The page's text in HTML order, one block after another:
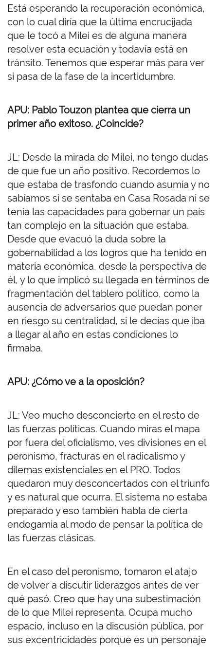
Está esperando la recuperación económica,
con lo cual diría que la última encrucijada
que le tocó a Milei es de alguna manera
resolver esta ecuación y todavía está en
tránsito. Tenemos que esperar más para ver
si pasa de la fase de la incertidumbre.
APU: Pablo Touzon plantea que cierra un
primer año exitoso. ¿Coincide?
JL: Desde la mirada de Milei, no tengo dudas
de que fue un año positivo. Recordemos lo
que estaba de trasfondo cuando asumía y no
sabíamos si se sentaba en Casa Rosada ni se
tenía las capacidades para gobernar un país
tan complejo en la situación que estaba.
Desde que evacuó la duda sobre la
gobernabilidad a los logros que ha tenido en
materia económica, desde la perspectiva de
él, y lo que implicó su llegada en términos de
fragmentación del tablero político, como la
ausencia de adversarios que puedan poner
en riesgo su centralidad, si le decías que iba
a llegar al año en estas condiciones lo
firmaba.
APU: ¿Cómo ve a la oposición?
JL: Veo mucho desconcierto en el resto de
las fuerzas políticas. Cuando miras el mapa
por fuera del oficialismo, ves divisiones en el
peronismo, fracturas en el radicalismo y
dilemas existenciales en el PRO. Todos
quedaron muy desconcertados con el triunfo
y es natural que ocurra. El sistema no estaba
preparado y eso también habla de cierta
endogamia al modo de pensar la política de
las fuerzas clásicas.
En el caso del peronismo, tomaron el atajo
de volver a discutir liderazgos antes de ver
qué pasó. Creo que hay una subestimación
de lo que Milei representa. Ocupa mucho
espacio, incluso en la discusión pública, por
sus excentricidades porque es un personaje